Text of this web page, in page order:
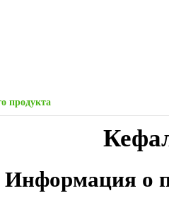
продукта
Информация о